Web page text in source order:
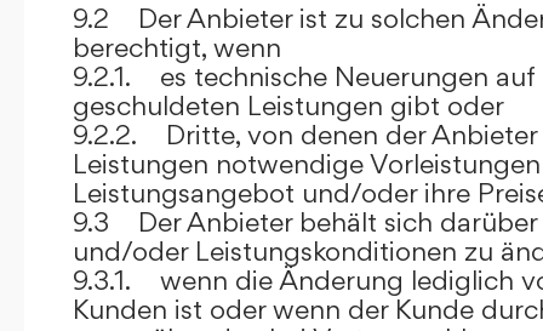
9.2 Der Anbieter ist zu solchen
berechtigt, wenn
9.2.1. es technische Neuerungen
geschuldeten Leistungen gibt oder
9.2.2. Dritte, von denen der Anbieter
Leistungen notwendige
Leistungsangebot und/oder ihre
9.3 Der Anbieter behält sich darüber
und/oder Leistungskonditionen zu
9.3.1. wenn die Änderung lediglich
Kunden ist oder wenn der Kunde